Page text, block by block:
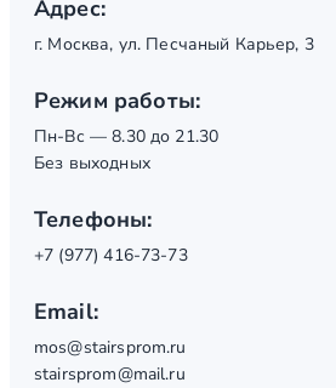
Адрес:
г. Москва, ул. Песчаный Карьер, 3
Режим работы:
Пн-Вс — 8.30 до 21.30
Без выходных
Телефоны:
+7 (977) 416-73-73
Email:
mos@stairsprom.ru
stairsprom@mail.ru